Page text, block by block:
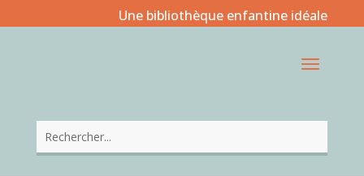
Une bibliothèque enfantine idéale